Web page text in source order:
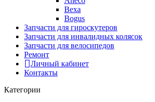
Bexa
Bogus
Запчасти для гироскутеров
Запчасти для инвалидных колясок
Запчасти для велосипедов
Ремонт
Личный кабинет
Контакты
Категории